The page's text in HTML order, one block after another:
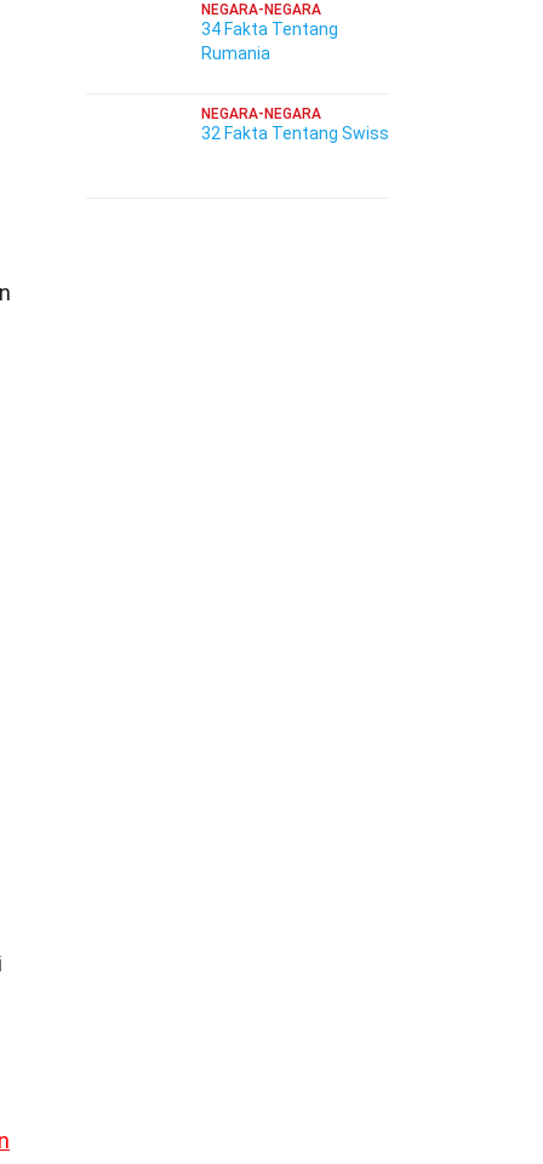
NEGARA-NEGARA
34 Fakta Tentang
Rumania
NEGARA-NEGARA
32 Fakta Tentang Swiss